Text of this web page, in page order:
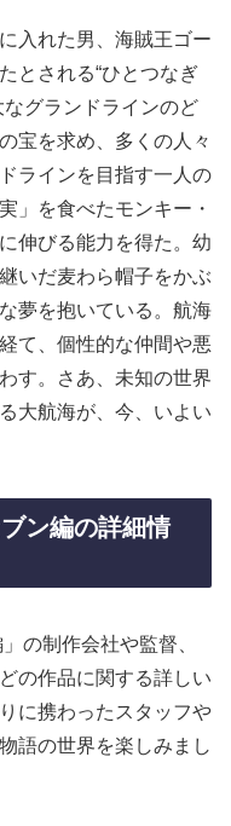
入れた男、海賊王ゴー
とされる“ひとつなぎ
グランドラインのど
宝を求め、多くの人々
ラインを目指す一人の
」を食べたモンキー・
伸びる能力を得た。幼
いだ麦わら帽子をかぶ
夢を抱いている。航海
て、個性的な仲間や悪
す。さあ、未知の世界
大航海が、今、いよい
ン編の詳細情
の制作会社や監督、
の作品に関する詳しい
に携わったスタッフや
語の世界を楽しみまし